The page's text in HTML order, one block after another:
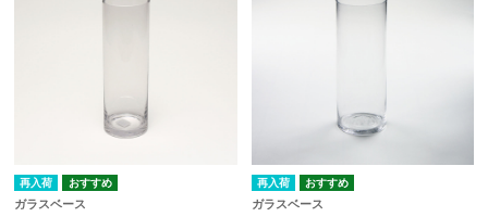
再入荷
ガラスベース
再入荷
ガラスベース